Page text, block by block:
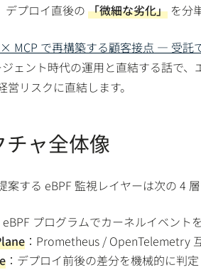
デプロイ直後の 「微細な劣化」 を分
MCP で再構築する顧客接点 — 受託
ェント時代の運用と直結する話で
リスクに直結します。
チャ全体像
する eBPF 監視レイヤーは次の 4 層
eBPF プログラムでカーネルイベント
：Prometheus / OpenTelemetry
：デプロイ前後の差分を機械的に判